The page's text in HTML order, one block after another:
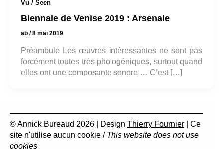
Vu / Seen
Biennale de Venise 2019 : Arsenale
ab /8 mai 2019
Préambule Les œuvres intéressantes ne sont pas
forcément toutes très photogéniques, surtout quand
elles ont une composante sonore … C’est […]
© Annick Bureaud 2026 | Design Thierry Fournier | Ce
site n'utilise aucun cookie / This website does not use
cookies